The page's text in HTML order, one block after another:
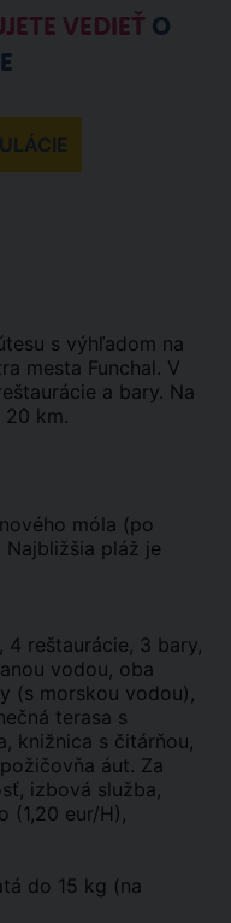
VEDIEŤ O
s výhľadom na
mesta Funchal. V
a bary. Na
km.
móla (po
pláž je
4 reštaurácie, 3 bary,
vodou, oba
(s morskou vodou),
terasa s
knižnica s čitárňou,
áut. Za
izbová služba,
(1,20 eur/H),
do 15 kg (na